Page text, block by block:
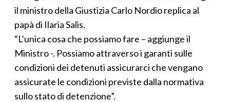
il ministro della Giustizia Carlo Nordio replica al
papà di Ilaria Salis.
“L’unica cosa che possiamo fare – aggiunge il
Ministro -. Possiamo attraverso i garanti sulle
condizioni dei detenuti assicurarci che vengano
assicurate le condizioni previste dalla normativa
sullo stato di detenzione”.